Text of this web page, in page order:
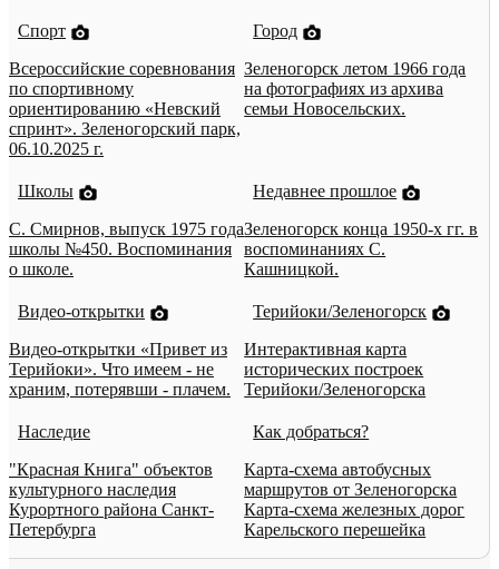
Спорт
Всероссийские соревнования
по спортивному
ориентированию «Невский
спринт». Зеленогорский парк,
06.10.2025 г.
Город
Зеленогорск летом 1966 года
на фотографиях из архива
семьи Новосельских.
Школы
С. Смирнов, выпуск 1975 года
школы №450. Воспоминания
о школе.
Недавнее прошлое
Зеленогорск конца 1950-х гг. в
воспоминаниях С.
Кашницкой.
Видео-открытки
Видео-открытки «Привет из
Терийоки». Что имеем - не
храним, потерявши - плачем.
Терийоки/Зеленогорск
Интерактивная карта
исторических построек
Терийоки/Зеленогорска
Наследие
"Красная Книга" объектов
культурного наследия
Курортного района Санкт-
Петербурга
Как добраться?
Карта-схема автобусных
маршрутов от Зеленогорска
Карта-схема железных дорог
Карельского перешейка